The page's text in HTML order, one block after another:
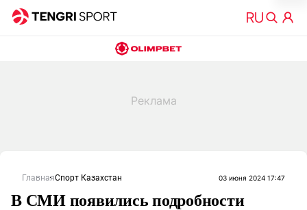
ГлавнаяСпорт Казахстан 03 июня 2024 17:47
В СМИ появились подробности